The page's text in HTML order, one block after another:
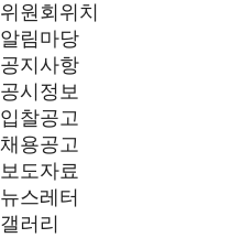
위원회위치
알림마당
공지사항
공시정보
입찰공고
채용공고
보도자료
뉴스레터
갤러리